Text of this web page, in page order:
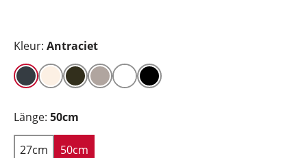
Kleur: Antraciet
Länge: 50cm
27cm 50cm